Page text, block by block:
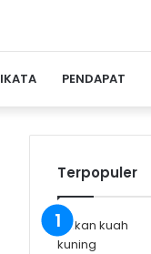
PENDAPAT
Terpopuler